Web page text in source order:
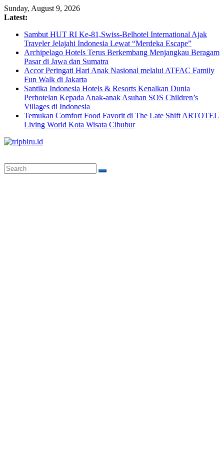
Skip
to
Sunday, August 9, 2026
Latest:
Sambut HUT RI Ke-81,Swiss-Belhotel International Ajak
Traveler Jelajahi Indonesia Lewat “Merdeka Escape”
Archipelago Hotels Terus Berkembang Menjangkau Beragam
Pasar di Jawa dan Sumatra
Accor Peringati Hari Anak Nasional melalui ATFAC Family
Fun Walk di Jakarta
Santika Indonesia Hotels & Resorts Kenalkan Dunia
Perhotelan Kepada Anak-anak Asuhan SOS Children’s
Villages di Indonesia
Temukan Comfort Food Favorit di The Late Shift ARTOTEL
Living World Kota Wisata Cibubur